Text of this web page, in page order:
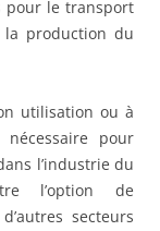
pour le transport
production du
utilisation ou à
nécessaire pour
l’industrie du
l’option de
secteurs